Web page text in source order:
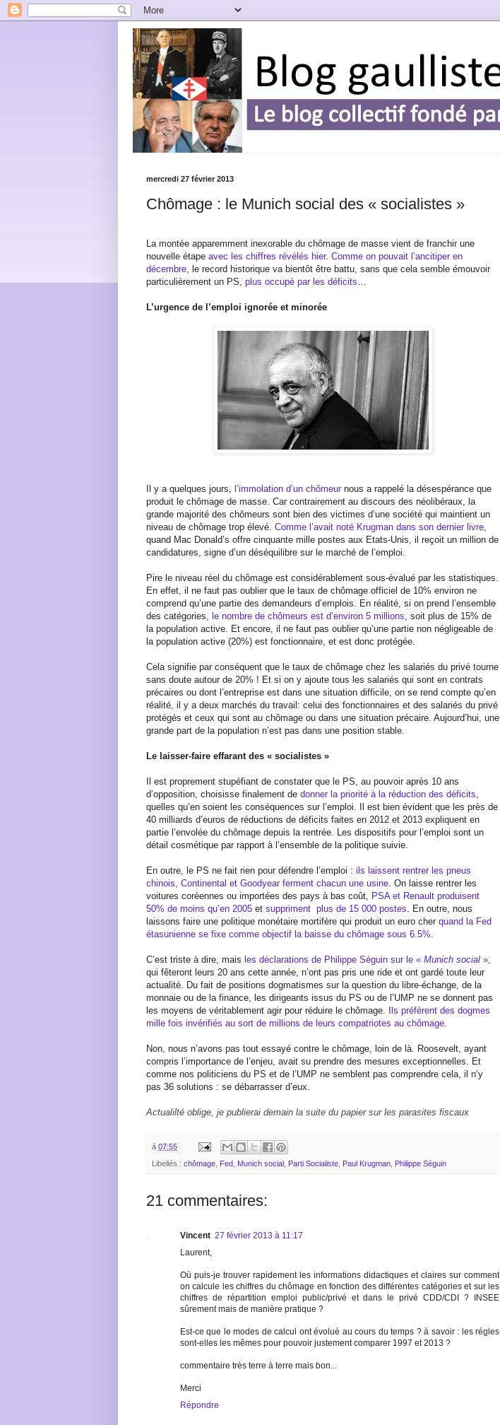
mercredi 27 février 2013
Chômage : le Munich social des « socialistes »
La montée apparemment inexorable du chômage de masse vient de franchir une
nouvelle étape avec les chiffres révélés hier. Comme on pouvait l’ancitiper en
décembre , le record historique va bientôt être battu, sans que cela semble émouvoir
particulièrement un PS, plus occupé par les déficits
L’urgence de l’emploi ignorée et minorée
Il y a quelques jours, l’immolation d’un chômeur nous a rappelé la désespérance que
produit le chômage de masse. Car contrairement au discours des néolibéraux, la
grande majorité des chômeurs sont bien des victimes d’une société qui maintient un
niveau de chômage trop élevé. Comme l’avait noté Krugman dans son dernier livre
quand Mac Donald’s offre cinquante mille postes aux Etats-Unis, il reçoit un million de
candidatures, signe d’un déséquilibre sur le marché de l’emploi.
Pire le niveau réel du chômage est considérablement sous-évalué par les statistiques.
En effet, il ne faut pas oublier que le taux de chômage officiel de 10% environ ne
comprend qu’une partie des demandeurs d’emplois. En réalité, si on prend l’ensemble
des catégories, le nombre de chômeurs est d’environ 5 millions , soit plus de 15% de
la population active. Et encore, il ne faut pas oublier qu’une partie non négligeable de
la population active (20%) est fonctionnaire, et est donc protégée.
Cela signifie par conséquent que le taux de chômage chez les salariés du privé tourne
sans doute autour de 20% ! Et si on y ajoute tous les salariés qui sont en contrats
précaires ou dont l’entreprise est dans une situation difficile, on se rend compte qu’en
réalité, il y a deux marchés du travail: celui des fonctionnaires et des salariés du privé
protégés et ceux qui sont au chômage ou dans une situation précaire. Aujourd’hui, une
grande part de la population n’est pas dans une position stable.
Le laisser-faire effarant des « socialistes »
Il est proprement stupéfiant de constater que le PS, au pouvoir après 10 ans
d’opposition, choisisse finalement de donner la priorité à la réduction des déficits
quelles qu’en soient les conséquences sur l’emploi. Il est bien évident que les près de
40 milliards d’euros de réductions de déficits faites en 2012 et 2013 expliquent en
partie l’envolée du chômage depuis la rentrée. Les dispositifs pour l’emploi sont un
détail cosmétique par rapport à l’ensemble de la politique suivie.
En outre, le PS ne fait rien pour défendre l’emploi : ils laissent rentrer les pneus
chinois, Continental et Goodyear ferment chacun une usine . On laisse rentrer les
voitures coréennes ou importées des pays à bas coût, PSA et Renault produisent
50% de moins qu’en 2005 et suppriment plus de 15 000 postes . En outre, nous
laissons faire une politique monétaire mortifère qui produit un euro cher quand la Fed
étasunienne se fixe comme objectif la baisse du chômage sous 6.5%
C’est triste à dire, mais les déclarations de Philippe Séguin sur le « Munich social »,
qui fêteront leurs 20 ans cette année, n’ont pas pris une ride et ont gardé toute leur
actualité. Du fait de positions dogmatismes sur la question du libre-échange, de la
monnaie ou de la finance, les dirigeants issus du PS ou de l’UMP ne se donnent pas
les moyens de véritablement agir pour réduire le chômage. Ils préfèrent des dogmes
mille fois invérifiés au sort de millions de leurs compatriotes au chômage
Non, nous n’avons pas tout essayé contre le chômage, loin de là. Roosevelt, ayant
compris l’importance de l’enjeu, avait su prendre des mesures exceptionnelles. Et
comme nos politiciens du PS et de l’UMP ne semblent pas comprendre cela, il n’y
pas 36 solutions : se débarrasser d’eux.
Actualilté oblige, je publierai demain la suite du papier sur les parasites fiscaux
à 07:55
Libellés : chômage Fed Munich social Parti Socialiste Paul Krugman Philippe Séguin
21 commentaires:
Vincent 27 février 2013 à 11:17
Laurent,
Où puis-je trouver rapidement les informations didactiques et claires sur comment
on calcule les chiffres du chômage en fonction des différentes catégories et sur les
chiffres de répartition emploi public/privé et dans le privé CDD/CDI ? INSEE
sûrement mais de manière pratique ?
Est-ce que le modes de calcul ont évolué au cours du temps ? à savoir : les régles
sont-elles les mêmes pour pouvoir justement comparer 1997 et 2013 ?
commentaire très terre à terre mais bon...
Merci
Répondre